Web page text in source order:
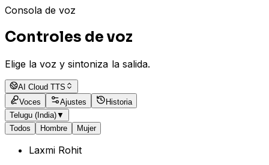
Consola de voz
Controles de voz
Elige la voz y sintoniza la salida.
AI Cloud TTS
Voces
Ajustes
Historia
Telugu (India)▼
Todos
Hombre Mujer
Laxmi Rohit